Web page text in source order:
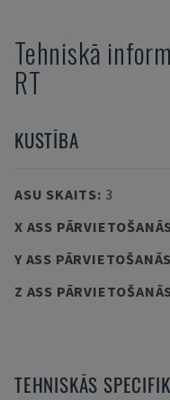
Tehniskā
RT
KUSTĪBA
ASU SKAITS: 3
X ASS
Y ASS PĀRVIETOŠANĀS
Z ASS
TEHNISKĀS